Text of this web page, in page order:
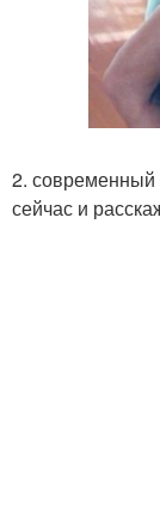
2. современный
сейчас и